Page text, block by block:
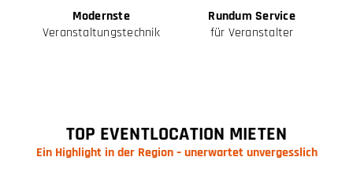
Modernste
Veranstaltungstechnik
Rundum Service
für Veranstalter
TOP EVENTLOCATION MIETEN
Ein Highlight in der Region – unerwartet unvergesslich